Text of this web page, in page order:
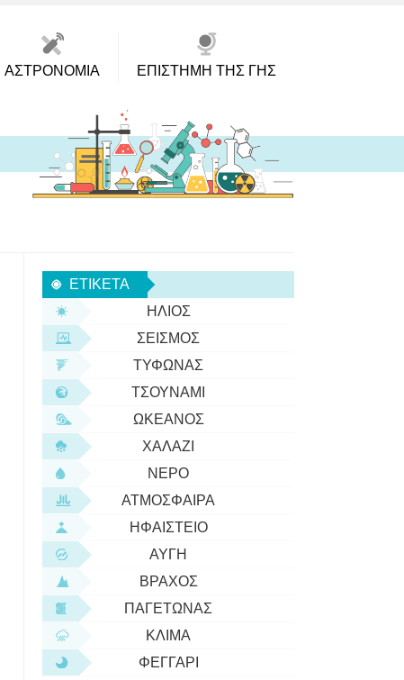
ΑΣΤΡΟΝΟΜΊΑ ΕΠΙΣΤΉΜΗ ΤΗΣ ΓΗΣ
ΕΤΙΚΈΤΑ
ΉΛΙΟΣ
ΣΕΙΣΜΌΣ
ΤΥΦΏΝΑΣ
ΤΣΟΥΝΆΜΙ
ΩΚΕΑΝΌΣ
ΧΑΛΆΖΙ
ΝΕΡΌ
ΑΤΜΌΣΦΑΙΡΑ
ΗΦΑΊΣΤΕΙΟ
ΑΥΓΉ
ΒΡΆΧΟΣ
ΠΑΓΕΤΏΝΑΣ
ΚΛΊΜΑ
ΦΕΓΓΆΡΙ